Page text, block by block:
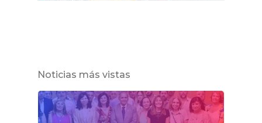
Noticias más vistas